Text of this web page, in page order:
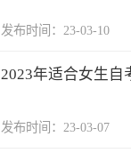
发布时间：23-03-10
2023年适合女生自
发布时间：23-03-07